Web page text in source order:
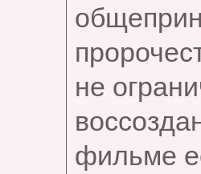
не
фильме